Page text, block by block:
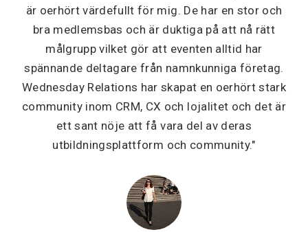
är oerhört värdefullt för mig. De har en stor och
bra medlemsbas och är duktiga på att nå rätt
målgrupp vilket gör att eventen alltid har
spännande deltagare från namnkunniga företag.
Wednesday Relations har skapat en oerhört stark
community inom CRM, CX och lojalitet och det är
ett sant nöje att få vara del av deras
utbildningsplattform och community."